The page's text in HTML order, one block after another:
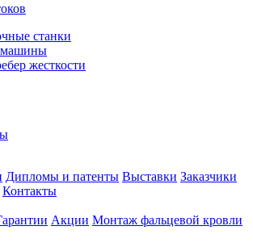
станки
машины
жесткости
Дипломы и патенты Выставки Заказчики
Контакты
Акции Монтаж фальцевой кровли